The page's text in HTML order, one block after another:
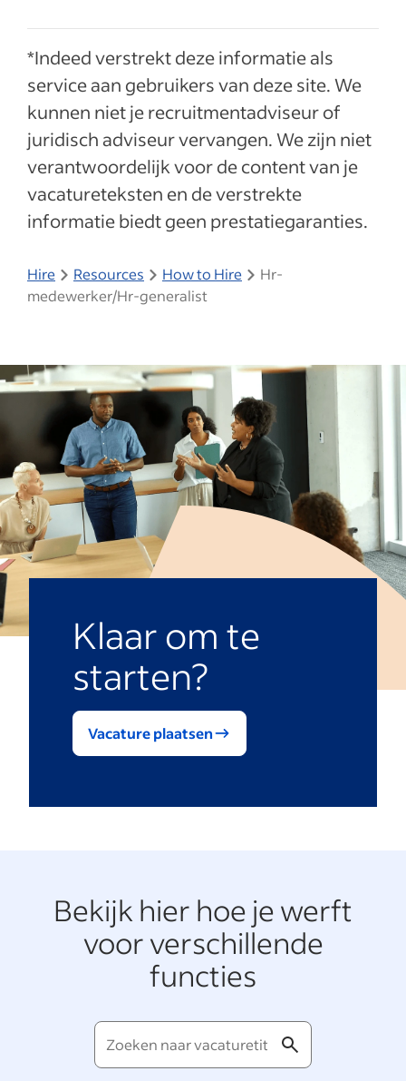
*Indeed verstrekt deze informatie als
service aan gebruikers van deze site. We
kunnen niet je recruitmentadviseur of
juridisch adviseur vervangen. We zijn niet
verantwoordelijk voor de content van je
vacatureteksten en de verstrekte
informatie biedt geen prestatiegaranties.
Hire Resources How to Hire
Hr-
medewerker/Hr-generalist
Klaar om te
starten?
Vacature plaatsen
Bekijk hier hoe je werft
voor verschillende
functies
Zoeken
naar